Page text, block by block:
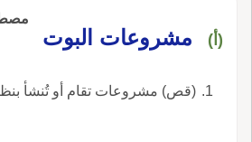
(أ) مشروعات البوت
(قص) مشروعات تقام أو تُنشأ بنظام بوت.